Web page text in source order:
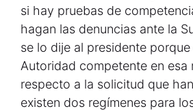
si hay pruebas de
hagan las denuncias ante la
se lo dije al presidente porque
Autoridad competente en esa
respecto a la solicitud que
existen dos regímenes para